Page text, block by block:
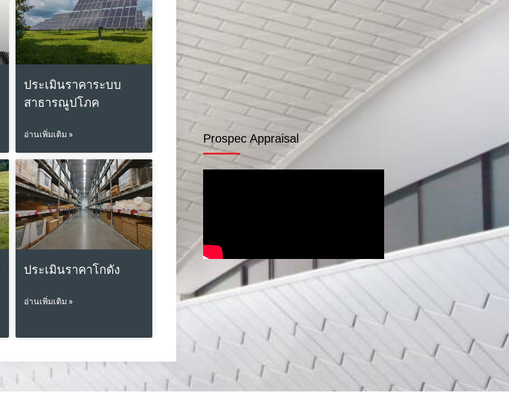
ประเมินราคาระบบ
สาธารณูปโภค
อ่านเพิ่มเติม »
ประเมินราคาโกดัง
อ่านเพิ่มเติม »
Prospec Appraisal